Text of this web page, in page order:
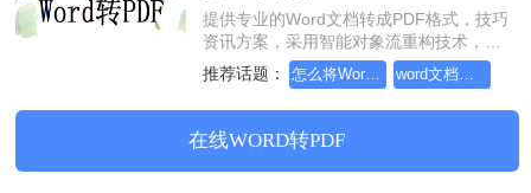
提供专业的Word文档转成PDF格式，技巧
资讯方案，采用智能对象流重构技术，确
保文档1:1高保真还原且排版不乱码。支持
一键批量处理，全链路 SSL 加密保障隐私
安全。助您快速实现Word文档转成PDF格
式，技巧资讯，无需安装，高效办公。
推荐话题： 怎么将Word转pdf格式，分享一种简单的方法
在线WORD转PDF